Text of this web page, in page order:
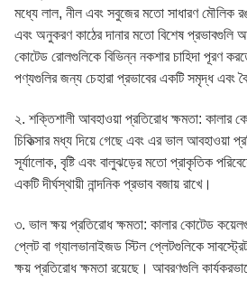
মধ্যে লাল, নীল এবং সবুজের মতো সাধারণ মৌলিক
এবং অনুকরণ কাঠের দানার মতো বিশেষ প্রভাবগুলি
কোটেড রোলগুলিকে বিভিন্ন নকশার চাহিদা পূরণ
পণ্যগুলির জন্য চেহারা প্রভাবের একটি সমৃদ্ধ এবং
২. শক্তিশালী আবহাওয়া প্রতিরোধ ক্ষমতা: কালার
চিকিত্সার মধ্য দিয়ে গেছে এবং এর ভাল আবহাওয়া
সূর্যালোক, বৃষ্টি এবং বালুঝড়ের মতো প্রাকৃতিক
একটি দীর্ঘস্থায়ী নান্দনিক প্রভাব বজায় রাখে।
৩. ভাল ক্ষয় প্রতিরোধ ক্ষমতা: কালার কোটেড
প্লেট বা গ্যালভানাইজড স্টিল প্লেটগুলিকে
ক্ষয় প্রতিরোধ ক্ষমতা রয়েছে। আবরণগুলি